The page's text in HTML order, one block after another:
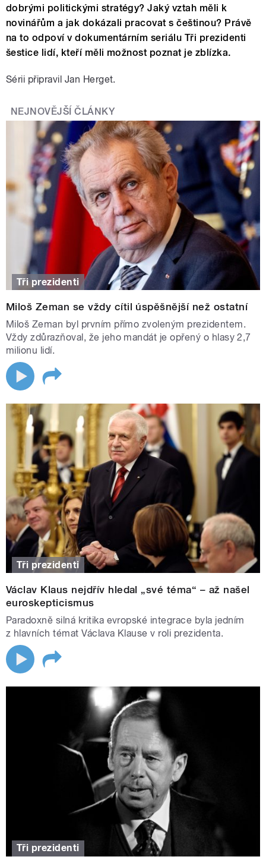
dobrými politickými stratégy? Jaký vztah měli k
novinářům a jak dokázali pracovat s češtinou? Právě
na to odpoví v dokumentárním seriálu Tři prezidenti
šestice lidí, kteří měli možnost poznat je zblízka.
Sérii připravil Jan Herget.
NEJNOVĚJŠÍ ČLÁNKY
Tři prezidenti
Miloš Zeman se vždy cítil úspěšnější než ostatní
Miloš Zeman byl prvním přímo zvoleným prezidentem.
Vždy zdůrazňoval, že jeho mandát je opřený o hlasy 2,7
milionu lidí.
Tři prezidenti
Václav Klaus nejdřív hledal „své téma“ – až našel
euroskepticismus
Paradoxně silná kritika evropské integrace byla jedním
z hlavních témat Václava Klause v roli prezidenta.
Tři prezidenti